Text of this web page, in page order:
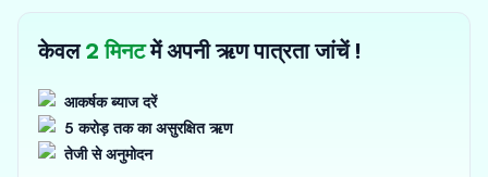
केवल2 मिनटमें अपनी ऋण पात्रता जांचें !
आकर्षक ब्याज दरें
5 करोड़ तक का असुरक्षित ऋण
तेजी से अनुमोदन